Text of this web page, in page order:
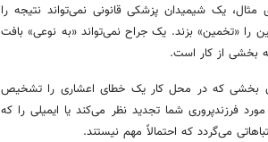
یک شیمیدان پزشکی قانونی نمی‌تواند نتیجه را
«تخمین» بزند. یک جراح نمی‌تواند «به نوعی» بافت
بخشی از کار است.
بخشی که در محل کار یک خطای اعشاری را تشخیص
فرزندپروری شما تجدید نظر می‌کند یا ایمیلی را که
می‌گردد که احتمالاً مهم نیستند.